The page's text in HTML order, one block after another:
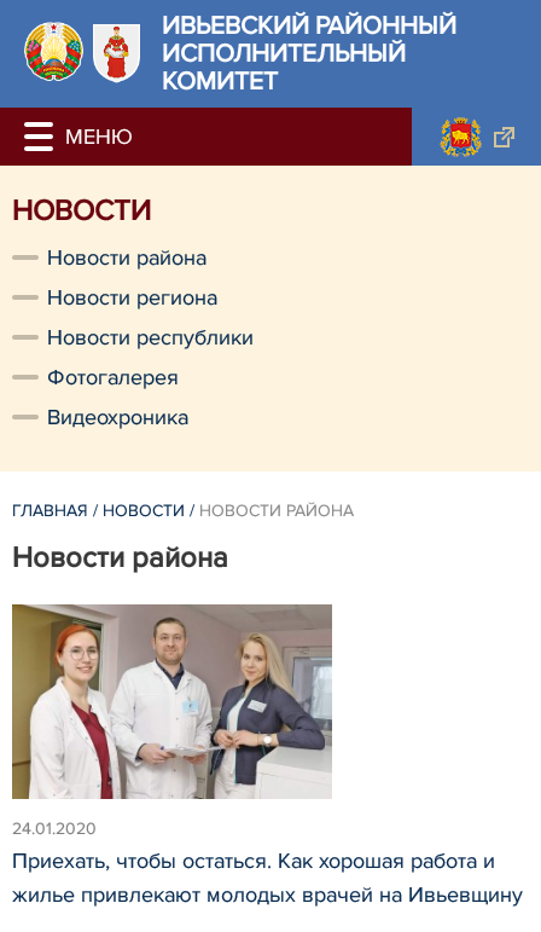
ИВЬЕВСКИЙ РАЙОННЫЙ
ИСПОЛНИТЕЛЬНЫЙ
КОМИТЕТ
НОВОСТИ
Новости района
Новости региона
Новости республики
Фотогалерея
Видеохроника
ГЛАВНАЯ / НОВОСТИ / НОВОСТИ РАЙОНА
Новости района
24.01.2020
Приехать, чтобы остаться. Как хорошая работа и
жилье привлекают молодых врачей на Ивьевщину